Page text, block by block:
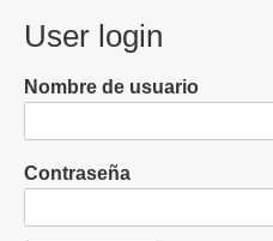
a
INE
User login
Nombre de usuario
Contraseña